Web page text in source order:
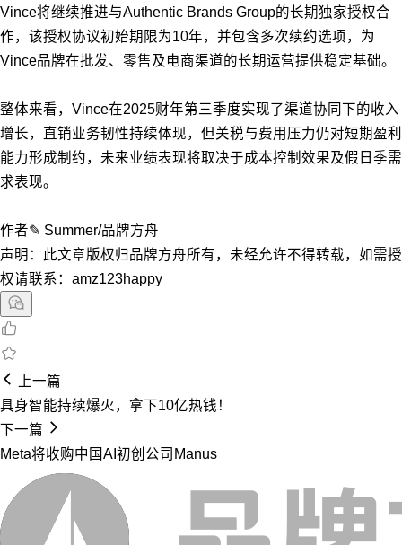
Vince将继续推进与Authentic Brands Group的长期独家授权合
作，该授权协议初始期限为10年，并包含多次续约选项，为
Vince品牌在批发、零售及电商渠道的长期运营提供稳定基础。
整体来看，Vince在2025财年第三季度实现了渠道协同下的收入
增长，直销业务韧性持续体现，但关税与费用压力仍对短期盈利
能力形成制约，未来业绩表现将取决于成本控制效果及假日季需
求表现。
作者✎ Summer/品牌方舟
声明：此文章版权归品牌方舟所有，未经允许不得转载，如需授
权请联系：amz123happy
上一篇
具身智能持续爆火，拿下10亿热钱！
下一篇
Meta将收购中国AI初创公司Manus